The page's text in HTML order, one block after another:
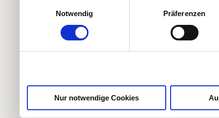
Partner führen diese
weiteren Daten
Notwendig
Präferenzen
Nur notwendige Cookies